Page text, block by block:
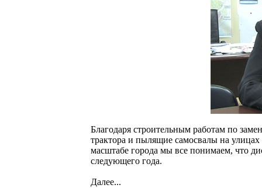
Благодаря строительным работам по
трактора и пылящие самосвалы на
масштабе города мы все понимаем, что
следующего года.
Далее...